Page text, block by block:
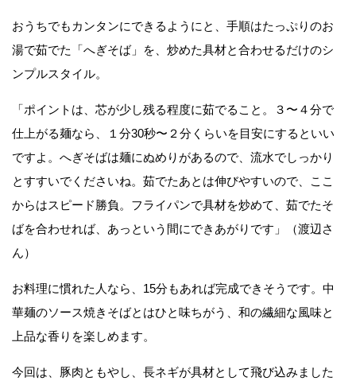
おうちでもカンタンにできるようにと、手順はたっぷりのお
湯で茹でた「へぎそば」を、炒めた具材と合わせるだけのシ
ンプルスタイル。
「ポイントは、芯が少し残る程度に茹でること。３〜４分で
仕上がる麺なら、１分30秒〜２分くらいを目安にするといい
ですよ。へぎそばは麺にぬめりがあるので、流水でしっかり
とすすいでくださいね。茹でたあとは伸びやすいので、ここ
からはスピード勝負。フライパンで具材を炒めて、茹でたそ
ばを合わせれば、あっという間にできあがりです」（渡辺さ
ん）
お料理に慣れた人なら、15分もあれば完成できそうです。中
華麺のソース焼きそばとはひと味ちがう、和の繊細な風味と
上品な香りを楽しめます。
今回は、豚肉ともやし、長ネギが具材として飛び込みました